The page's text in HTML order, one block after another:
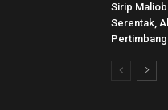
Sirip
Serentak,